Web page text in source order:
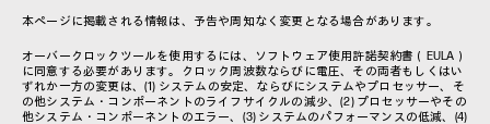
本ページに掲載される情報は、予告や周知なく変更となる場合があります。
オーバークロックツールを使用するには、ソフトウェア使用許諾契約書（EULA）
に同意する必要があります。クロック周波数ならびに電圧、その両者もしくはい
ずれか一方の変更は、(1) システムの安定、ならびにシステムやプロセッサー、そ
の他システム・コンポーネントのライフサイクルの減少、(2) プロセッサーやその
他システム・コンポーネントのエラー、(3) システムのパフォーマンスの低減、(4)